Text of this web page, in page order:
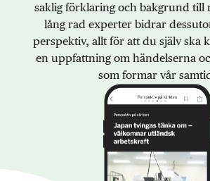
saklig förklaring och bakgrund till
lång rad experter bidrar
perspektiv, allt för att du själv ska
en uppfattning om händelserna
som formar vår